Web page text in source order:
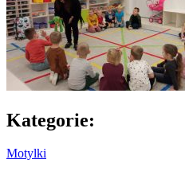
Kategorie:
Motylki